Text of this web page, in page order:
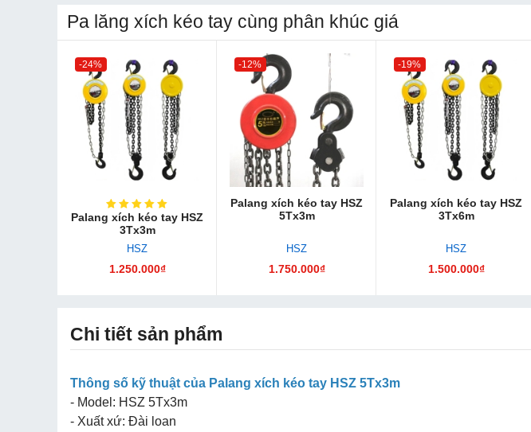
Pa lăng xích kéo tay cùng phân khúc giá
-24%
Palang xích kéo tay HSZ
3Tx3m
HSZ
1.250.000₫
-12%
Palang xích kéo tay HSZ
5Tx3m
HSZ
1.750.000₫
-19%
Palang xích kéo tay HSZ
3Tx6m
HSZ
1.500.000₫
Chi tiết sản phẩm
Thông số kỹ thuật của Palang xích kéo tay HSZ 5Tx3m
- Model: HSZ 5Tx3m
- Xuất xứ: Đài loan